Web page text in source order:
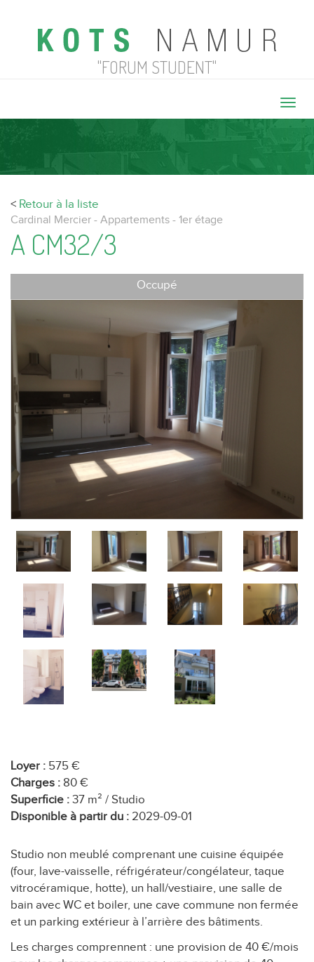
"FORUM STUDENT"
< Retour à la liste
Cardinal Mercier - Appartements - 1er étage
A CM32/3
Occupé
Loyer : 575 €
Charges : 80 €
Superficie : 37 m² / Studio
Disponible à partir du : 2029-09-01
Studio non meublé comprenant une cuisine équipée
(four, lave-vaisselle, réfrigérateur/congélateur, taque
vitrocéramique, hotte), un hall/vestiaire, une salle de
bain avec WC et boiler, une cave commune non fermée
et un parking extérieur à l’arrière des bâtiments.
Les charges comprennent : une provision de 40 €/mois